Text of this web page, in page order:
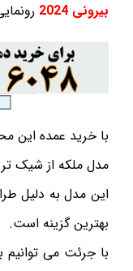
بیرونی 2024
با خرید عمده این
مدل ملکه از شیک
این مدل به دلیل
بهترین گزینه است.
با جرئت می